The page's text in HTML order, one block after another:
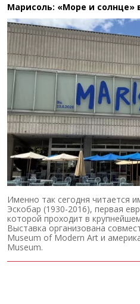
Марисоль: «Море и солнце»
Именно так сегодня читается
Эскобар (1930-2016), первая
которой проходит в
Выставка организована
Museum of Modern Art и
Museum.